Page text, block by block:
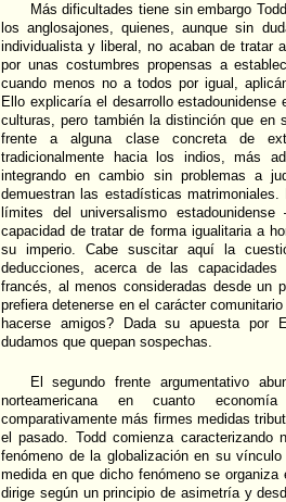
Más dificultades tiene sin embargo
los anglosajones, quienes, aunque sin
individualista y liberal, no acaban de tratar
por unas costumbres propensas a
cuando menos no a todos por igual,
Ello explicaría el desarrollo
culturas, pero también la distinción que en
frente a alguna clase concreta de
tradicionalmente hacia los indios, más
integrando en cambio sin problemas a
demuestran las estadísticas
límites del universalismo
capacidad de tratar de forma igualitaria a
su imperio. Cabe suscitar aquí la
deducciones, acerca de las capacidades
francés, al menos consideradas desde un
prefiera detenerse en el carácter
hacerse amigos? Dada su apuesta por
dudamos que quepan sospechas.
El segundo frente argumentativo
norteamericana en cuanto
comparativamente más firmes medidas
el pasado. Todd comienza caracterizando
fenómeno de la globalización en su
medida en que dicho fenómeno se
dirige según un principio de asimetría y